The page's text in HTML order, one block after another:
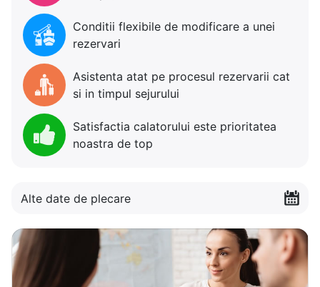
Conditii flexibile de modificare a unei
rezervari
Asistenta atat pe procesul rezervarii cat
si in timpul sejurului
Satisfactia calatorului este prioritatea
noastra de top
Alte date de plecare